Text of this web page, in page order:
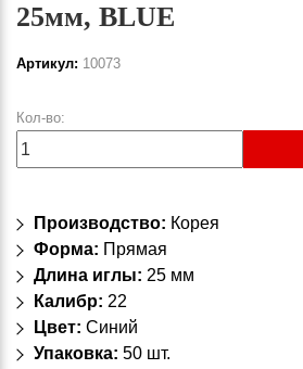
25мм, BLUE
Артикул: 10073
Кол-во:
Производство: Корея
Форма: Прямая
Длина иглы: 25 мм
Калибр: 22
Цвет: Синий
Упаковка: 50 шт.